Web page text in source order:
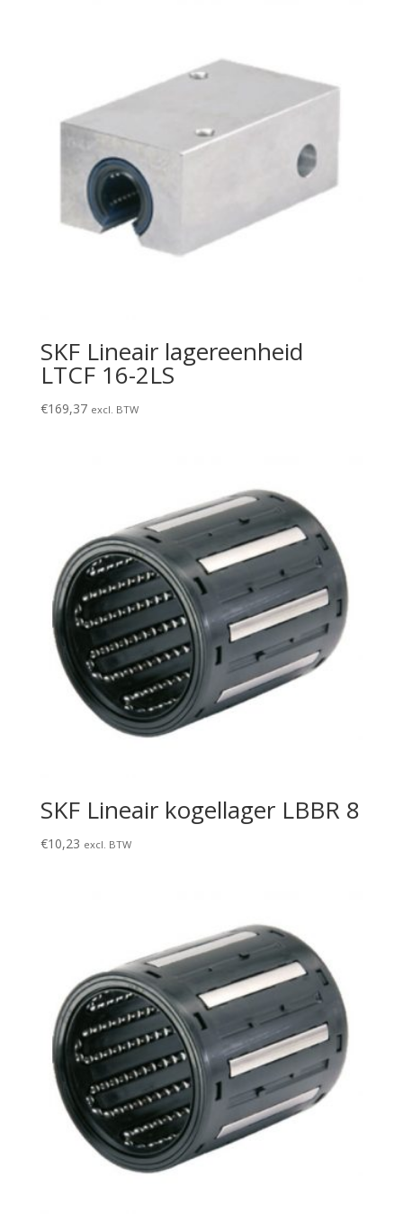
SKF Lineair lagereenheid
LTCF 16-2LS
€169,37 excl. BTW
SKF Lineair kogellager LBBR 8
€10,23 excl. BTW